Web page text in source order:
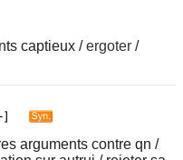
captieux /ergoter /
arguments contre qn /